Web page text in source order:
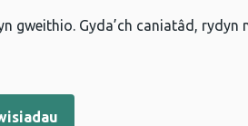
gweithio. Gyda’ch caniatâd,